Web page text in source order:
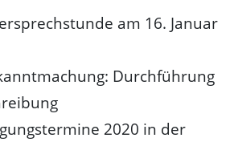
am 16. Januar
Durchführung
2020 in der